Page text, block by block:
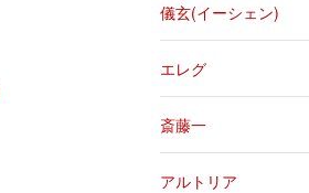
儀玄(イーシェン)
エレグ
斎藤一
アルトリア